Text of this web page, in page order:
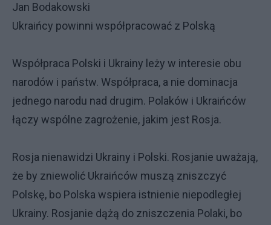
Jan Bodakowski
Ukraińcy powinni współpracować z Polską
Współpraca Polski i Ukrainy leży w interesie obu
narodów i państw. Współpraca, a nie dominacja
jednego narodu nad drugim. Polaków i Ukraińców
łączy wspólne zagrożenie, jakim jest Rosja.
Rosja nienawidzi Ukrainy i Polski. Rosjanie uważają,
że by zniewolić Ukraińców muszą zniszczyć
Polskę, bo Polska wspiera istnienie niepodległej
Ukrainy. Rosjanie dążą do zniszczenia Polaki, bo